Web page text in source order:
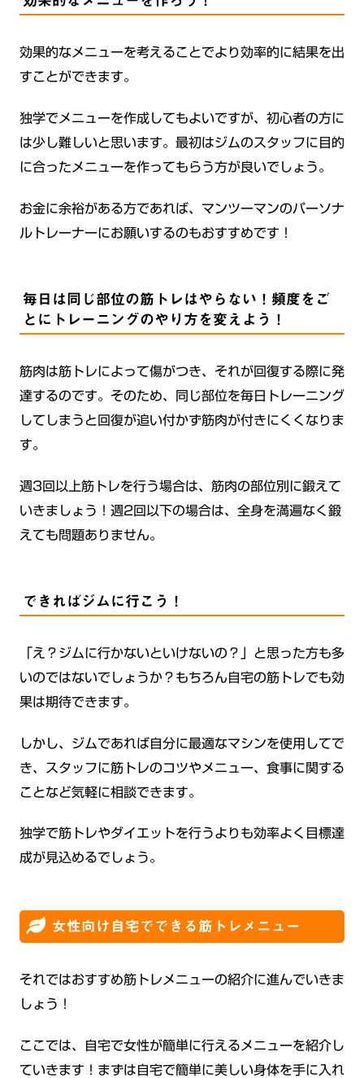
効果的なメニューを考えることでより効率的に結果を出
すことができます。
独学でメニューを作成してもよいですが、初心者の方に
は少し難しいと思います。最初はジムのスタッフに目的
に合ったメニューを作ってもらう方が良いでしょう。
お金に余裕がある方であれば、マンツーマンのパーソナ
ルトレーナーにお願いするのもおすすめです！
毎日は同じ部位の筋トレはやらない！頻度をご
とにトレーニングのやり方を変えよう！
筋肉は筋トレによって傷がつき、それが回復する際に発
達するのです。そのため、同じ部位を毎日トレーニング
してしまうと回復が追い付かず筋肉が付きにくくなりま
す。
週3回以上筋トレを行う場合は、筋肉の部位別に鍛えて
いきましょう！週2回以下の場合は、全身を満遍なく鍛
えても問題ありません。
できればジムに行こう！
「え？ジムに行かないといけないの？」と思った方も多
いのではないでしょうか？もちろん自宅の筋トレでも効
果は期待できます。
しかし、ジムであれば自分に最適なマシンを使用してで
き、スタッフに筋トレのコツやメニュー、食事に関する
ことなど気軽に相談できます。
独学で筋トレやダイエットを行うよりも効率よく目標達
成が見込めるでしょう。
女性向け自宅でできる筋トレメニュー
それではおすすめ筋トレメニューの紹介に進んでいきま
しょう！
ここでは、自宅で女性が簡単に行えるメニューを紹介し
ていきます！まずは自宅で簡単に美しい身体を手に入れ